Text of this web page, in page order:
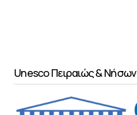
Unesco Πειραιώς & Νήσων